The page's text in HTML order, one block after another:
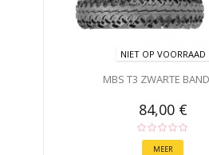
NIET OP VOORRAAD
MBS T3 ZWARTE
84,00 €
MEER